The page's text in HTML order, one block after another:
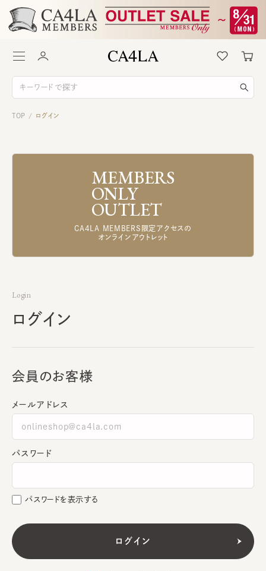
TOP / ログイン
MEMBERS
ONLY
OUTLET
CA4LA MEMBERS限定アクセスの
オンラインアウトレット
Login
ログイン
会員のお客様
メールアドレス
パスワード
パスワードを表示する